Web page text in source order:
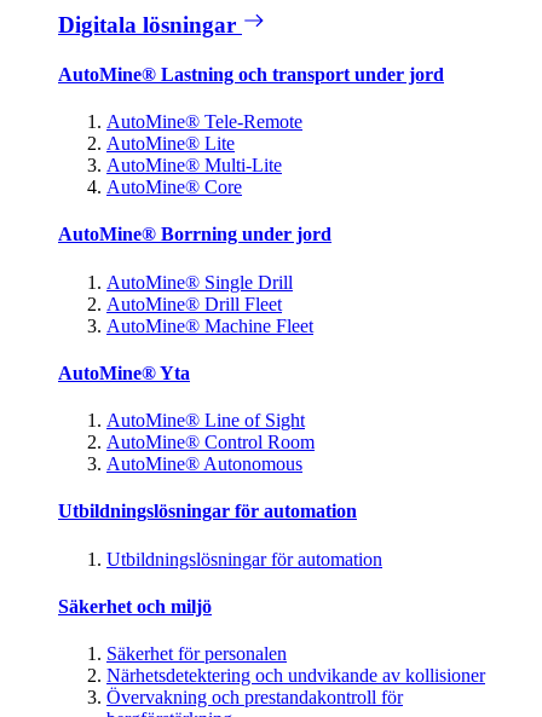
Digitala lösningar
AutoMine® Lastning och transport under jord
AutoMine® Tele-Remote
AutoMine® Lite
AutoMine® Multi-Lite
AutoMine® Core
AutoMine® Borrning under jord
AutoMine® Single Drill
AutoMine® Drill Fleet
AutoMine® Machine Fleet
AutoMine® Yta
AutoMine® Line of Sight
AutoMine® Control Room
AutoMine® Autonomous
Utbildningslösningar för automation
Utbildningslösningar för automation
Säkerhet och miljö
Säkerhet för personalen
Närhetsdetektering och undvikande av kollisioner
Övervakning och prestandakontroll för